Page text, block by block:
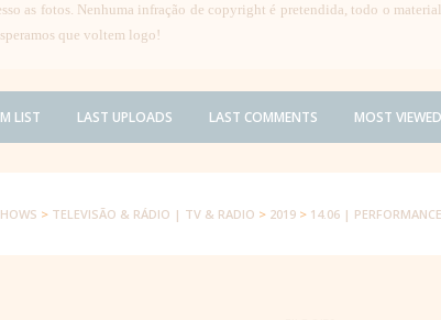
as fotos. Nenhuma infração de copyright é pretendida, todo o
que voltem logo!
LIST LAST UPLOADS LAST COMMENTS MOST VIEWED
> TELEVISÃO & RÁDIO | TV & RADIO > 2019> 14.06 |